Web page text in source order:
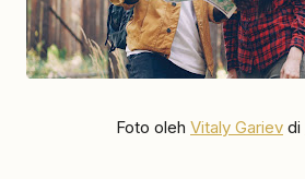
Foto oleh Vitaly Gariev di